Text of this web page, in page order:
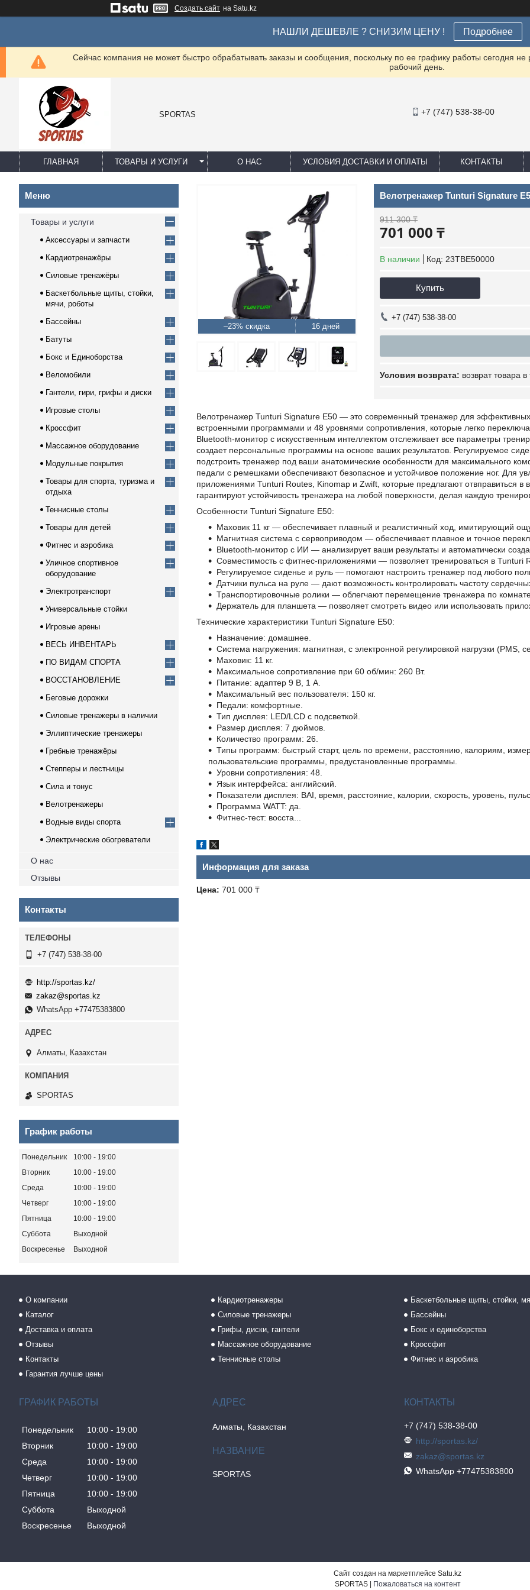
Создать сайт на Satu.kz
НАШЛИ ДЕШЕВЛЕ ? СНИЗИМ ЦЕНУ ! Подробнее
Сейчас компания не может быстро обрабатывать заказы и сообщения, поскольку по ее графику работы сегодня
рабочий день.
SPORTAS +7 (747) 538-38-00
ГЛАВНАЯ ТОВАРЫ И УСЛУГИ О НАС УСЛОВИЯ ДОСТАВКИ И ОПЛАТЫ КОНТАКТЫ
–23% 16 дней
Велотренажер Tunturi Signature
911 300 ₸
701 000 ₸
В наличии Код: 23TBE50000
Купить
+7 (747) 538-38-00
возврат товара
Велотренажер Tunturi Signature E50 — это современный тренажер для
встроенными программами и 48 уровнями сопротивления, которые легко
Bluetooth-монитор с искусственным интеллектом отслеживает все параметры
создает персональные программы на основе ваших результатов. Регулируемое
подстроить тренажер под ваши анатомические особенности для максимального
педали с ремешками обеспечивают безопасное и устойчивое положение ног. Для
приложениями Tunturi Routes, Kinomap и Zwift, которые предлагают отвправиться
гарантируют устойчивость тренажера на любой поверхности, делая каждую
Особенности Tunturi Signature E50:
Маховик 11 кг — обеспечивает плавный и реалистичный ход, имитирующий
Магнитная система с сервоприводом — обеспечивает плавное и точное
Bluetooth-монитор с ИИ — анализирует ваши результаты и автоматически
Совместимость с фитнес-приложениями — позволяет тренироваться в Tunturi
Регулируемое сиденье и руль — помогают настроить тренажер под любого
Датчики пульса на руле — дают возможность контролировать частоту
Транспортировочные ролики — облегчают перемещение тренажера по
Держатель для планшета — позволяет смотреть видео или использовать
Технические характеристики Tunturi Signature E50:
Назначение: домашнее.
Система нагружения: магнитная, с электронной регулировкой нагрузки (PMS,
Маховик: 11 кг.
Максимальное сопротивление при 60 об/мин: 260 Вт.
Питание: адаптер 9 В, 1 А.
Максимальный вес пользователя: 150 кг.
Педали: комфортные.
Тип дисплея: LED/LCD с подсветкой.
Размер дисплея: 7 дюймов.
Количество программ: 26.
Типы программ: быстрый старт, цель по времени, расстоянию, калориям,
пользовательские программы, предустановленные программы.
Уровни сопротивления: 48.
Язык интерфейса: английский.
Показатели дисплея: BAI, время, расстояние, калории, скорость, уровень,
Программа WATT: да.
Фитнес-тест: восста...
Информация для заказа
Цена: 701 000 ₸
Товары и услуги
Аксессуары и запчасти
Кардиотренажёры
Силовые тренажёры
Баскетбольные щиты, стойки,
мячи, роботы
Бассейны
Батуты
Бокс и Единоборства
Веломобили
Гантели, гири, грифы и диски
Игровые столы
Кроссфит
Массажное оборудование
Модульные покрытия
Товары для спорта, туризма и
отдыха
Теннисные столы
Товары для детей
Фитнес и аэробика
Уличное спортивное
оборудование
Электротранспорт
Универсальные стойки
Игровые арены
ВЕСЬ ИНВЕНТАРЬ
ПО ВИДАМ СПОРТА
ВОССТАНОВЛЕНИЕ
Беговые дорожки
Силовые тренажеры в наличии
Эллиптические тренажеры
Гребные тренажёры
Степперы и лестницы
Сила и тонус
Велотренажеры
Водные виды спорта
Электрические обогреватели
О нас
Отзывы
Контакты
+7 (747) 538-38-00
http://sportas.kz/
zakaz@sportas.kz
WhatsApp +77475383800
Алматы, Казахстан
SPORTAS
График работы
Понедельник 10:00
19:00
Вторник
10:00
19:00
Среда
10:00
19:00
Четверг
10:00
19:00
Пятница
10:00
19:00
Суббота
Выходной
Воскресенье
Выходной
О компании
Каталог
Доставка и оплата
Отзывы
Контакты
Гарантия лучше цены
Кардиотренажеры
Силовые тренажеры
Грифы, диски, гантели
Массажное оборудование
Теннисные столы
Баскетбольные щиты, стойки,
Бассейны
Бокс и единоборства
Кроссфит
Фитнес и аэробика
ГРАФИК РАБОТЫ
Понедельник 10:00
19:00
Вторник
10:00
19:00
Среда
10:00
19:00
Четверг
10:00
19:00
Пятница
10:00
19:00
Суббота
Выходной
Воскресенье
Выходной
Алматы, Казахстан
SPORTAS
+7 (747) 538-38-00
http://sportas.kz/
zakaz@sportas.kz
WhatsApp +77475383800
Сайт создан на маркетплейсе Satu.kz
Пожаловаться на контент